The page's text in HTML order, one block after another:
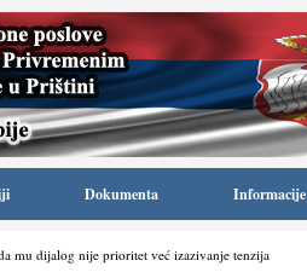
Dokumenta Informacije
mu dijalog nije prioritet već izazivanje tenzija